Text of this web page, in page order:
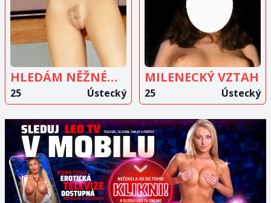
ZOBRAZIT
INZERÁT
HLEDÁM NĚŽNÉHO MUŽE
25 Ústecký
ZOBRAZIT
INZERÁT
MILENECKÝ VZTAH
25 Ústecký